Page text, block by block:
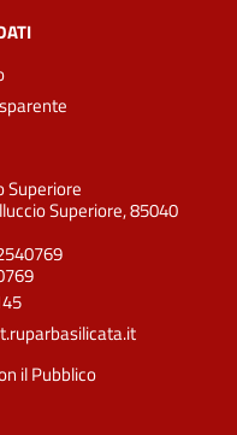
Superiore
Superiore, 85040
il Pubblico